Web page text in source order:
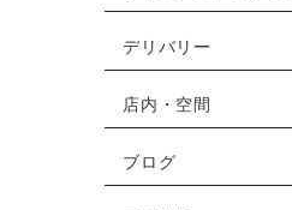
デリバリー
店内・空間
ブログ